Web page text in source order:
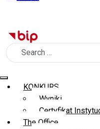
Search
KONKURS
Wyniki
Certyfikat
The Office